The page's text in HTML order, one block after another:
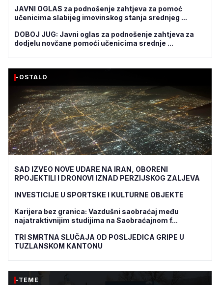
JAVNI OGLAS za podnošenje zahtjeva za pomoć
učenicima slabijeg imovinskog stanja srednjeg ...
DOBOJ JUG: Javni oglas za podnošenje zahtjeva za
dodjelu novčane pomoći učenicima srednje ...
-OSTALO
SAD IZVEO NOVE UDARE NA IRAN, OBORENI
RPOJEKTILI I DRONOVI IZNAD PERZIJSKOG ZALJEVA
INVESTICIJE U SPORTSKE I KULTURNE OBJEKTE
Karijera bez granica: Vazdušni saobraćaj među
najatraktivnijim studijima na Saobraćajnom f...
TRI SMRTNA SLUČAJA OD POSLJEDICA GRIPE U
TUZLANSKOM KANTONU
-TEME